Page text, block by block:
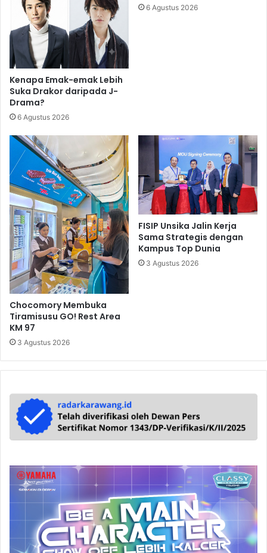
Kenapa Emak-emak Lebih
Suka Drakor daripada J-
Drama?
6 Agustus 2026
6 Agustus 2026
Chocomory Membuka
Tiramisusu GO! Rest Area
KM 97
3 Agustus 2026
FISIP Unsika Jalin Kerja
Sama Strategis dengan
Kampus Top Dunia
3 Agustus 2026